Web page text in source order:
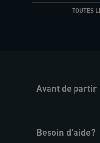
TOUTES
Avant de partir
Besoin d'aide?